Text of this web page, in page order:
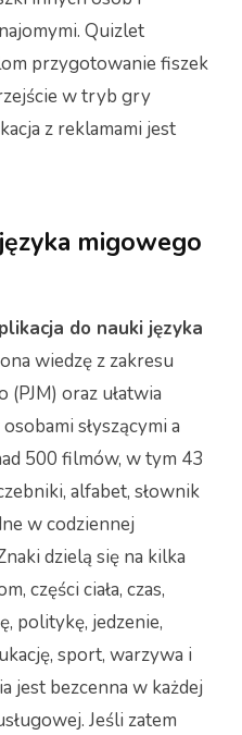
Quizlet
przygotowanie fiszek
w tryb gry
z reklamami jest
migowego
do nauki języka
wiedzę z zakresu
oraz ułatwia
słyszącymi a
500 filmów, w tym 43
alfabet, słownik
w codziennej
dzielą się na kilka
części ciała, czas,
politykę, jedzenie,
sport, warzywa i
jest bezcenna w każdej
Jeśli zatem